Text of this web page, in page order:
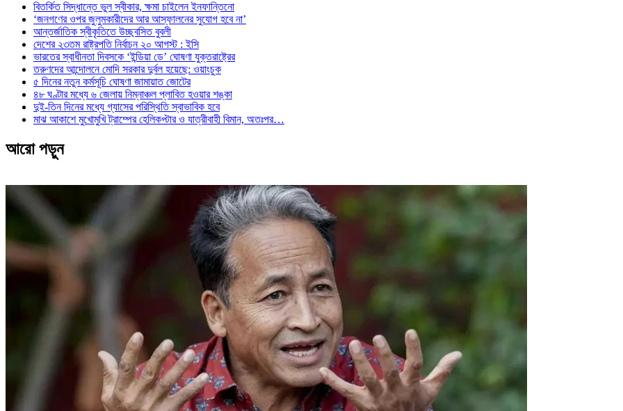
বিতর্কিত সিদ্ধান্তে ভুল স্বীকার, ক্ষমা চাইলেন ইনফান্তিনো
‘জনগণের ওপর জুলুমকারীদের আর আস্ফালনের সুযোগ হবে না’
আন্তর্জাতিক স্বীকৃতিতে উচ্ছ্বসিত বুবলী
দেশের ২৩তম রাষ্ট্রপতি নির্বাচন ২০ আগস্ট : ইসি
ভারতের স্বাধীনতা দিবসকে ‘ইন্ডিয়া ডে’ ঘোষণা যুক্তরাষ্ট্রের
তরুণদের আন্দোলনে মোদি সরকার দুর্বল হয়েছে: ওয়াংচুক
৫ দিনের নতুন কর্মসূচি ঘোষণা জামায়াত জোটের
৪৮ ঘণ্টার মধ্যে ৬ জেলায় নিম্নাঞ্চল প্লাবিত হওয়ার শঙ্কা
দুই-তিন দিনের মধ্যে গ্যাসের পরিস্থিতি স্বাভাবিক হবে
মাঝ আকাশে মুখোমুখি ট্রাম্পের হেলিকপ্টার ও যাত্রীবাহী বিমান, অতঃপর…
আরো পড়ুন